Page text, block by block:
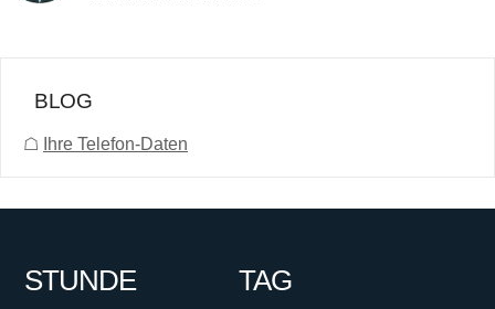
BLOG
☖ Ihre Telefon-Daten
STUNDE TAG